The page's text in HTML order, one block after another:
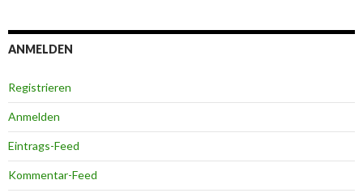
ANMELDEN
Registrieren
Anmelden
Eintrags-Feed
Kommentar-Feed